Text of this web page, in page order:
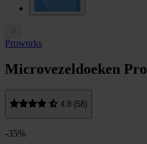
Proworks
Microvezeldoeken
4.8 (58)
-35%